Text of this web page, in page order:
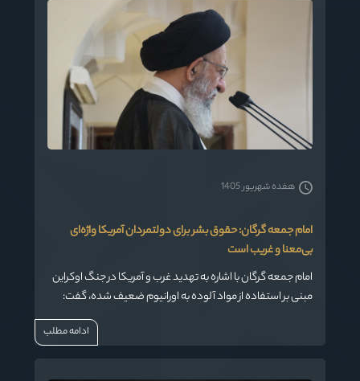
امام جمعه گرگان: حقوق بشر برای دولتمردان آمریکا واژه‌ای
بی‌معنا و غریب است
امام جمعه گرگان با اشاره به تهدید غرب و آمریکا در جنگ اوکراین
مبنی بر استفاده از مواد آلوده به اورانیوم ضعیف شده، گفت:
این تهدید یک خطر بزرگی به شمار می‌رود که نشان می‌دهد،
هفده شهریور 1405
ادامه مطلب